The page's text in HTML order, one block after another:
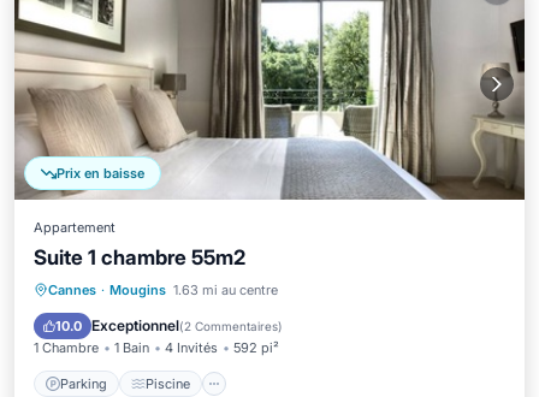
Prix en baisse
Appartement
Suite 1 chambre 55m2
Cannes · Mougins 1.63 mi au centre
10.0 Exceptionnel(2 Commentaires)
1 Chambre 1 Bain 4 Invités 592 pi²
Parking Piscine
Parking Piscine
Cuisine